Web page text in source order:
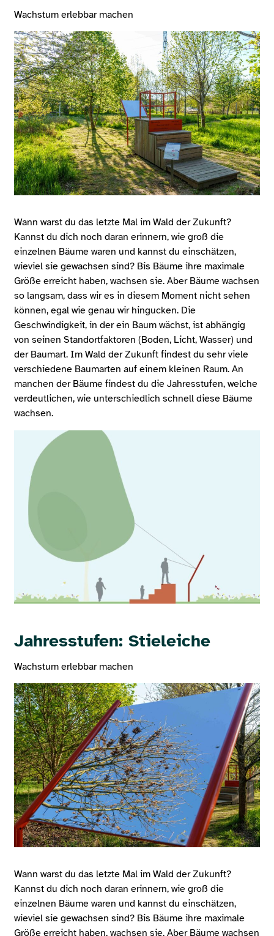
Wachstum erlebbar machen
Wann warst du das letzte Mal im Wald der Zukunft?
Kannst du dich noch daran erinnern, wie groß die
einzelnen Bäume waren und kannst du einschätzen,
wieviel sie gewachsen sind? Bis Bäume ihre maximale
Größe erreicht haben, wachsen sie. Aber Bäume wachsen
so langsam, dass wir es in diesem Moment nicht sehen
können, egal wie genau wir hingucken. Die
Geschwindigkeit, in der ein Baum wächst, ist abhängig
von seinen Standortfaktoren (Boden, Licht, Wasser) und
der Baumart. Im Wald der Zukunft findest du sehr viele
verschiedene Baumarten auf einem kleinen Raum. An
manchen der Bäume findest du die Jahresstufen, welche
verdeutlichen, wie unterschiedlich schnell diese Bäume
wachsen.
Jahresstufen: Stieleiche
Wachstum erlebbar machen
Wann warst du das letzte Mal im Wald der Zukunft?
Kannst du dich noch daran erinnern, wie groß die
einzelnen Bäume waren und kannst du einschätzen,
wieviel sie gewachsen sind? Bis Bäume ihre maximale
Größe erreicht haben, wachsen sie. Aber Bäume wachsen